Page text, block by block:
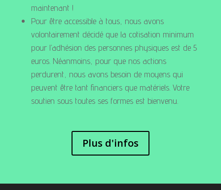
maintenant !
Pour être accessible à tous, nous avons
volontairement décidé que la cotisation minimum
pour l’adhésion des personnes physiques est de 5
euros. Néanmoins, pour que nos actions
perdurent, nous avons besoin de moyens qui
peuvent être tant financiers que matériels. Votre
soutien sous toutes ses formes est bienvenu.
Plus d'infos